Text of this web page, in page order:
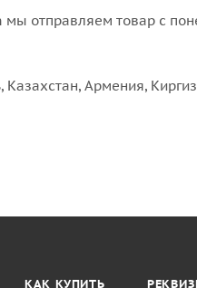
отправляем товар с
Армения,
КАК КУПИТЬ